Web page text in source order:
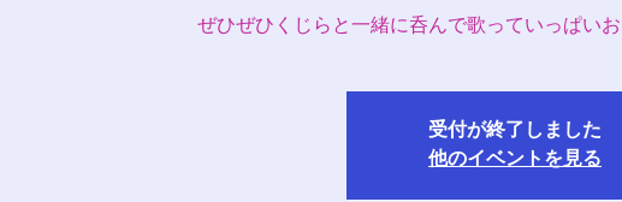
ぜひぜひくじらと一緒に呑んで歌っていっぱい
受付が終了しました
他のイベントを見る